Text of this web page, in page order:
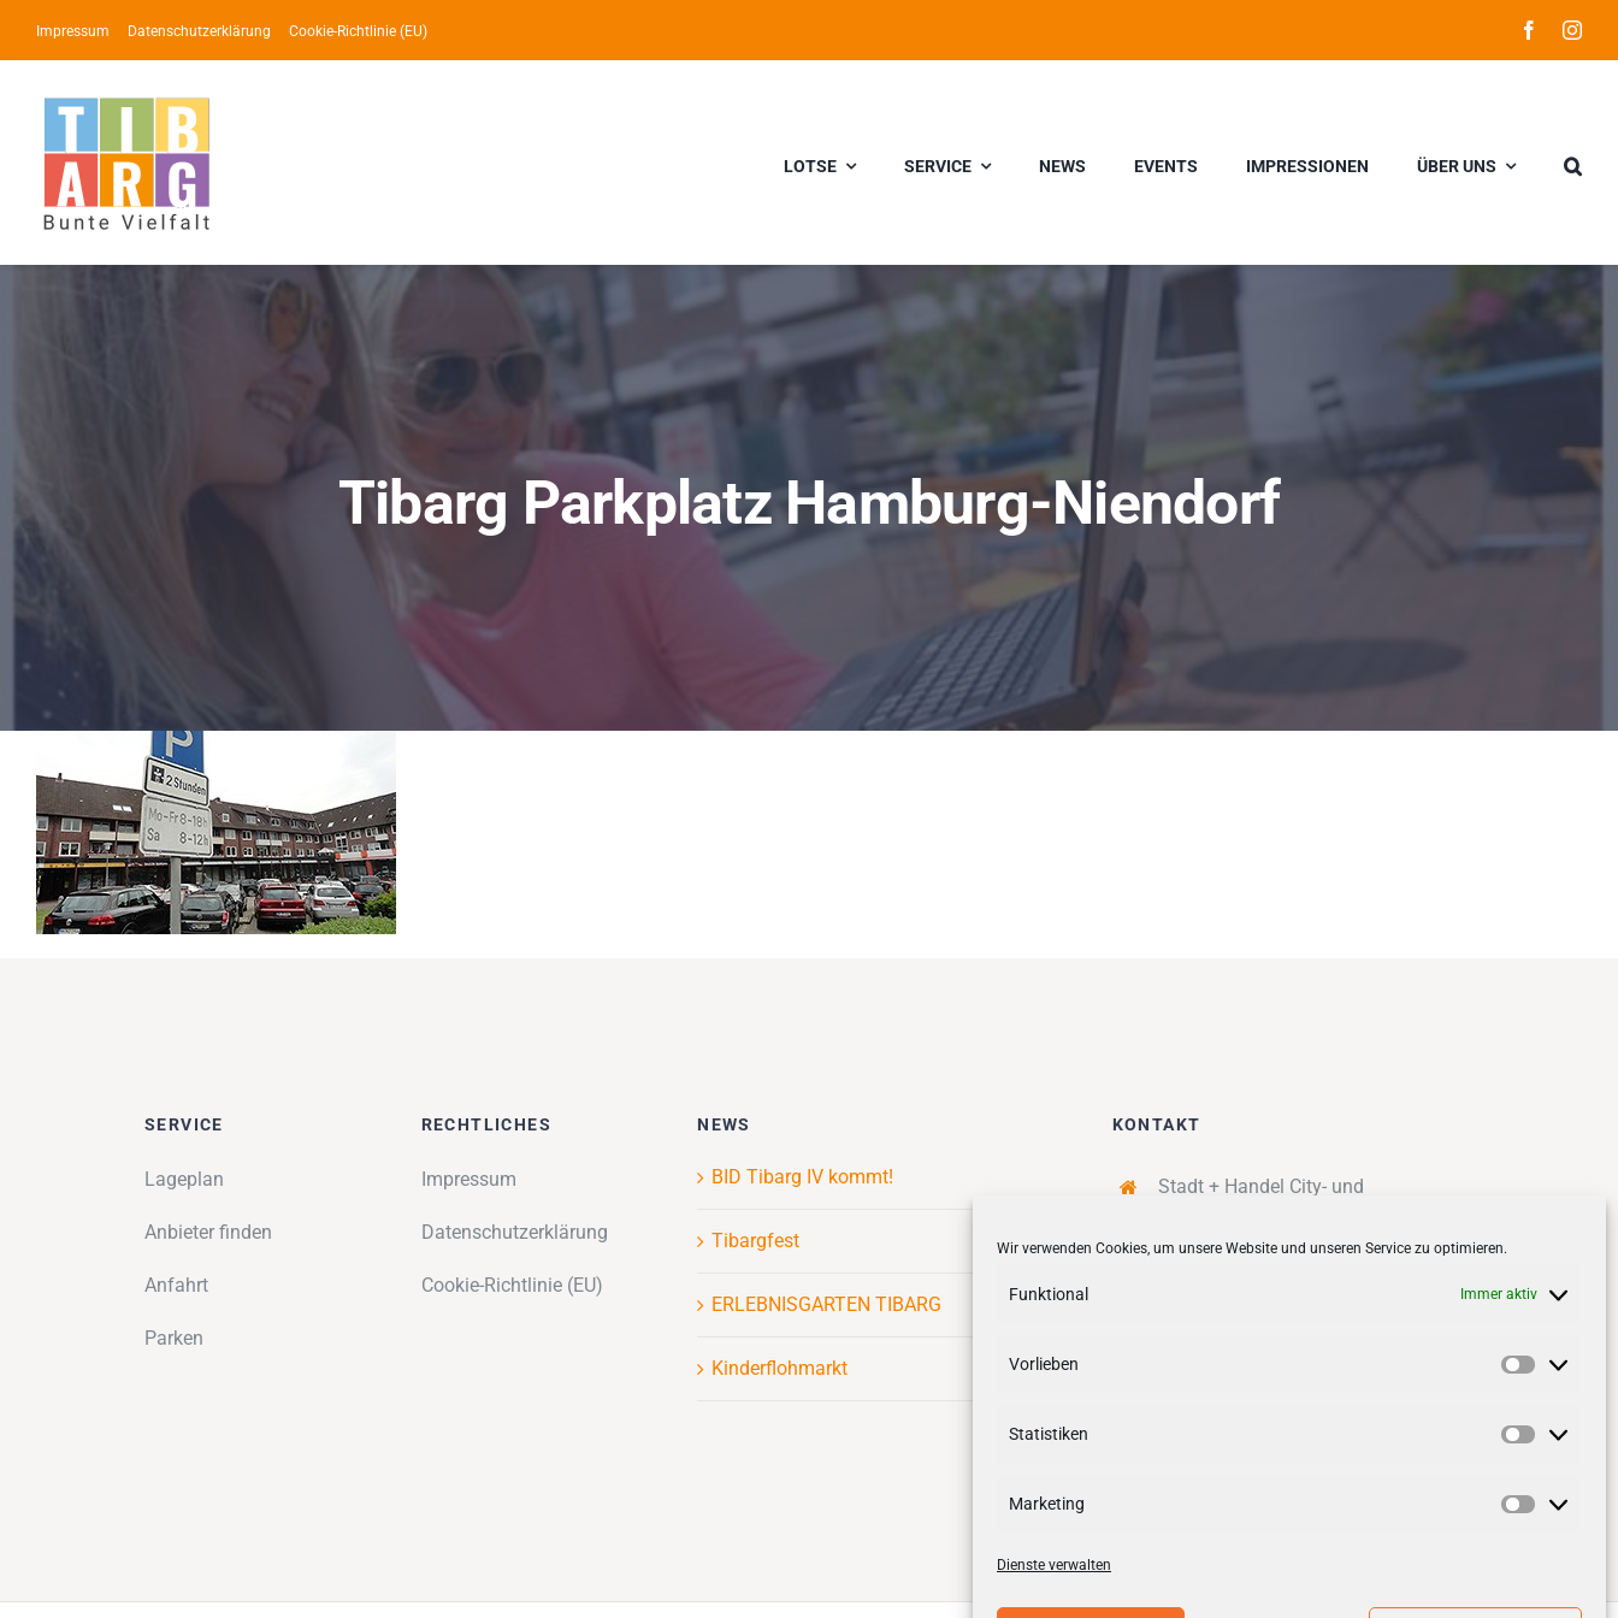
Wir verwenden Cookies, um unsere Website und unseren Service zu optimieren.
Funktional Immer aktiv
Vorlieben
Statistiken
Marketing
Dienste verwalten
Inhalt
springen
Impressum Datenschutzerklärung Cookie-Richtlinie (EU)
LOTSE SERVICE NEWS EVENTS IMPRESSIONEN ÜBER UNS
Tibarg Parkplatz Hamburg-Niendorf
SERVICE
Lageplan
Anbieter finden
Anfahrt
Parken
RECHTLICHES
Impressum
Datenschutzerklärung
Cookie-Richtlinie (EU)
NEWS
BID Tibarg IV kommt!
Tibargfest
ERLEBNISGARTEN TIBARG
Kinderflohmarkt
KONTAKT
Stadt + Handel City- und
Quartiersmanagement